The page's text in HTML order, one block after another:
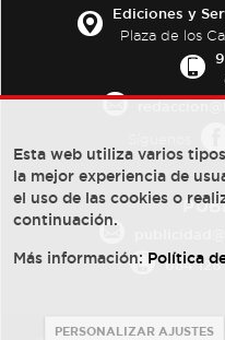
Ediciones y
Plaza de los
684 126
Esta web utiliza varios
la mejor experiencia de
el uso de las cookies o
continuación.
Más información: Política
PERSONALIZAR AJUSTES